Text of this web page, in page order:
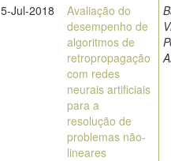
5-Jul-2018
Avaliação do
desempenho de
algoritmos de
retropropagação
com redes
neurais artificiais
para a
resolução de
problemas não-
lineares